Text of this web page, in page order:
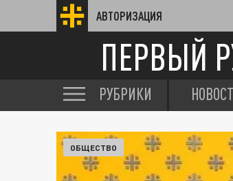
АВТОРИЗАЦИЯ
ПЕРВЫЙ
РУБРИКИ
ОБЩЕСТВО